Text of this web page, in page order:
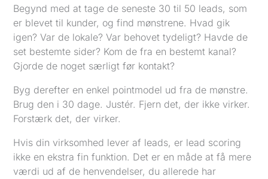
Begynd med at tage de seneste 30 til 50 leads, som
er blevet til kunder, og find mønstrene. Hvad gik
igen? Var de lokale? Var behovet tydeligt? Havde de
set bestemte sider? Kom de fra en bestemt kanal?
Gjorde de noget særligt før kontakt?
Byg derefter en enkel pointmodel ud fra de mønstre.
Brug den i 30 dage. Justér. Fjern det, der ikke virker.
Forstærk det, der virker.
Hvis din virksomhed lever af leads, er lead scoring
ikke en ekstra fin funktion. Det er en måde at få mere
værdi ud af de henvendelser, du allerede har